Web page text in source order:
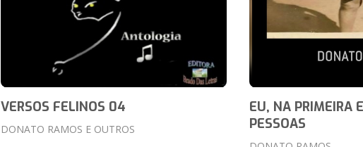
VERSOS FELINOS 04
DONATO RAMOS E OUTROS
EU, NA PRIMEIRA
PESSOAS